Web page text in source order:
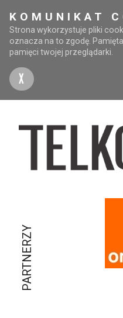
KOMUNIKAT
Strona wykorzystuje pliki
oznacza na to zgodę.
pamięci twojej przeglądarki.
X
PARTNERZY